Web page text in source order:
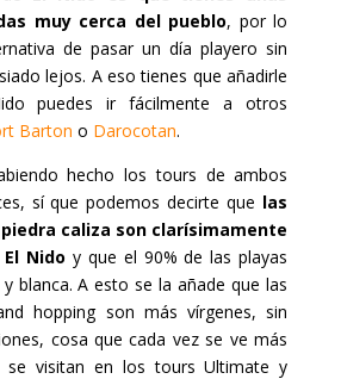
muy cerca del pueblo, por lo
de pasar un día playero sin
lejos. A eso tienes que añadirle
puedes ir fácilmente a otros
Barton o Darocotan.
hecho los tours de ambos
sí que podemos decirte que las
caliza son clarísimamente
Nido y que el 90% de las playas
blanca. A esto se la añade que las
hopping son más vírgenes, sin
cosa que cada vez se ve más
visitan en los tours Ultimate y